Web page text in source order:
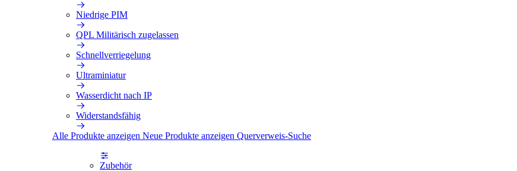
Niedrige PIM
QPL Militärisch zugelassen
Schnellverriegelung
Ultraminiatur
Wasserdicht nach IP
Widerstandsfähig
Alle Produkte anzeigen Neue Produkte anzeigen Querverweis-Suche
Zubehör